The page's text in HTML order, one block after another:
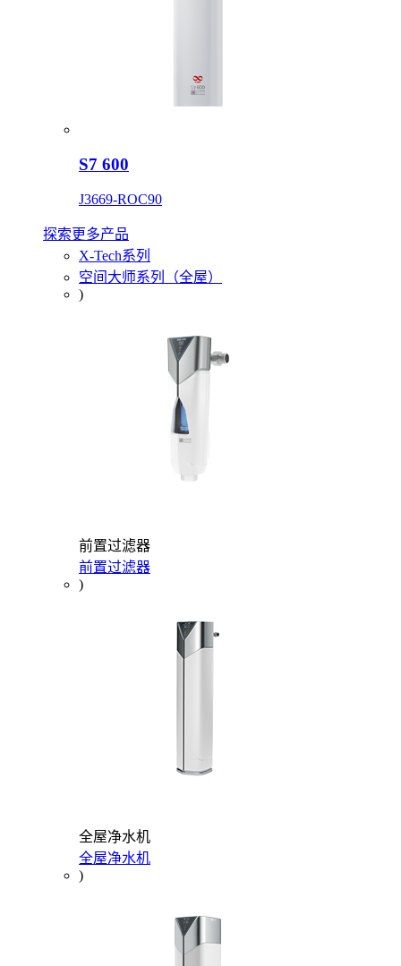
S7 600
J3669-ROC90
探索更多产品
X-Tech系列
空间大师系列（全屋）
)
前置过滤器
前置过滤器
)
全屋净水机
全屋净水机
)